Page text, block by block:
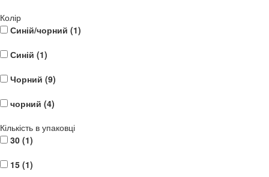
Колір
Синій/чорний (1)
Синій (1)
Чорний (9)
чорний (4)
Кількість в упаковці
30 (1)
15 (1)